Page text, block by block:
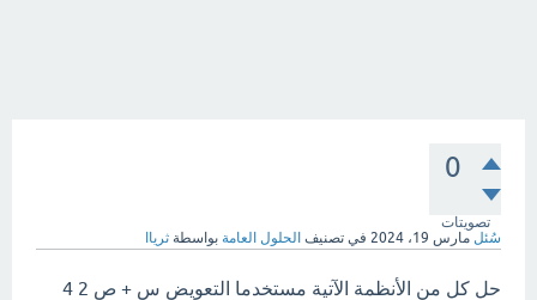
0
تصويتات
سُئل مارس 19، 2024 في تصنيف الحلول العامة بواسطة ثرياا
حل كل من الأنظمة الآتية مستخدما التعويض س + ص 2 4